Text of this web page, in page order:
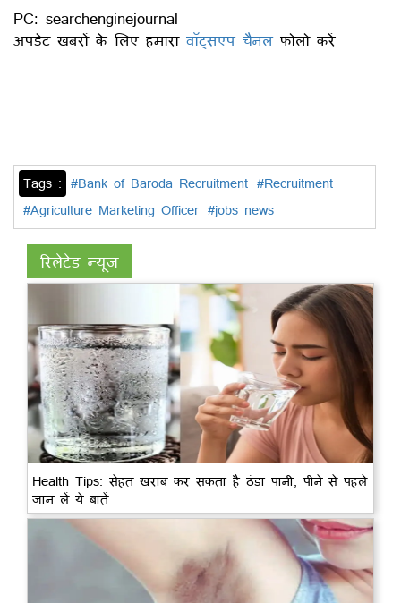
PC: searchenginejournal
अपडेट खबरों के लिए हमारा वॉट्सएप चैनल फोलो करें
Tags : #Bank of Baroda Recruitment #Recruitment
#Agriculture Marketing Officer #jobs news
रिलेटेड न्यूज़
Health Tips: सेहत खराब कर सकता है ठंडा पानी, पीने से पहले
जान लें ये बातें